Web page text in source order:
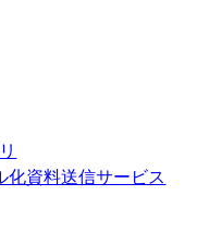
化資料送信サービス